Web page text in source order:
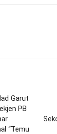
Garut
PB
“Temu